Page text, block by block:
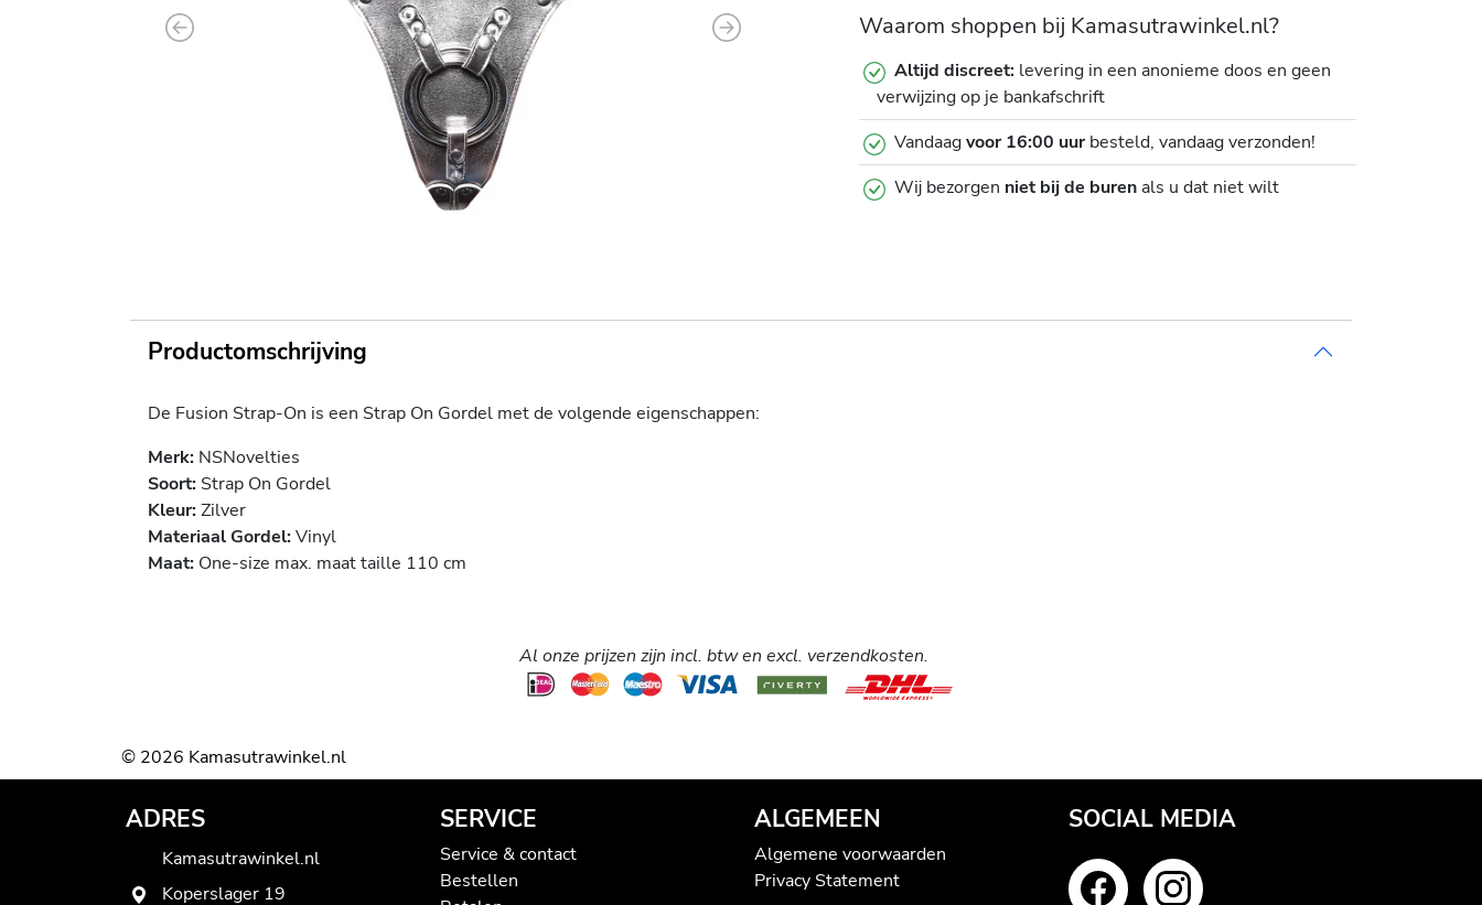
Previous Next Waarom shoppen bij Kamasutrawinkel.nl?
Altijd discreet: levering in een anonieme doos en geen
verwijzing op je bankafschrift
Vandaagvoor 16:00 uurbesteld, vandaag verzonden!
Wij bezorgen niet bij de burenals u dat niet wilt
Productomschrijving
De Fusion Strap-On is een Strap On Gordel met de volgende eigenschappen:
Merk: NSNovelties
Soort: Strap On Gordel
Kleur:Zilver
Materiaal Gordel:Vinyl
Maat: One-size max. maat taille 110 cm
Al onze prijzen zijn incl. btw en excl. verzendkosten.
© 2026 Kamasutrawinkel.nl
ADRES
Kamasutrawinkel.nl
Koperslager 19
SERVICE
Service & contact
Bestellen
ALGEMEEN
Algemene voorwaarden
Privacy Statement
SOCIAL MEDIA